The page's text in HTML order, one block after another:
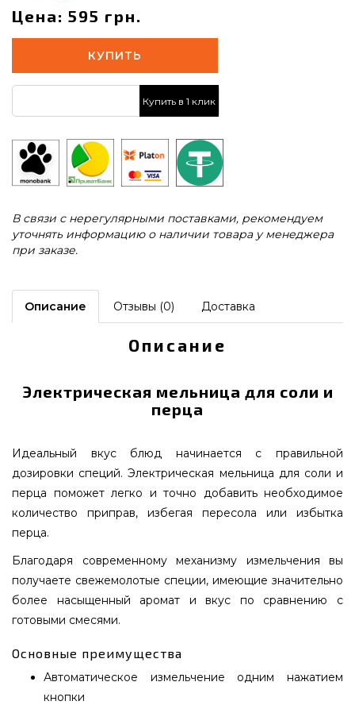
Цена: 595 грн.
КУПИТЬ
Купить в 1 клик
В связи с нерегулярными поставками, рекомендуем
уточнять информацию о наличии товара у менеджера
при заказе.
Описание Отзывы (0) Доставка
Описание
Электрическая мельница для соли и
перца
Идеальный вкус блюд начинается с правильной
дозировки специй. Электрическая мельница для соли и
перца поможет легко и точно добавить необходимое
количество приправ, избегая пересола или избытка
перца.
Благодаря современному механизму измельчения вы
получаете свежемолотые специи, имеющие значительно
более насыщенный аромат и вкус по сравнению с
готовыми смесями.
Основные преимущества
Автоматическое измельчение одним нажатием
кнопки